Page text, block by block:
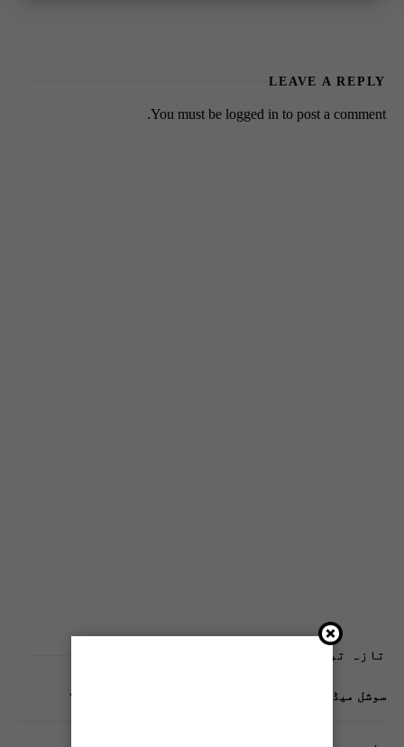
LEAVE A REPLY
You must be logged in to post a comment.
تازہ ترین پوسٹس
سوشل میڈیا پر وکڑی پوسٹ ڈیجیٹل شناخت کیلیے خطرہ؟